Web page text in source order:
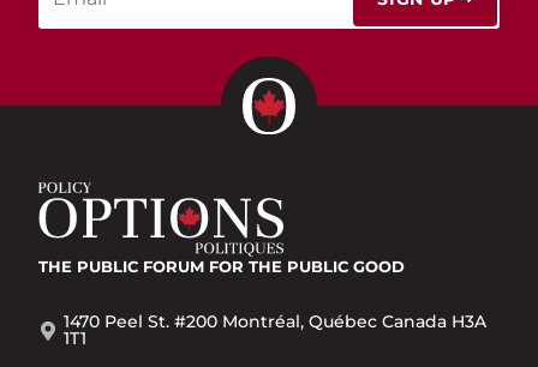
THE PUBLIC FORUM FOR THE PUBLIC GOOD
1470 Peel St. #200 Montréal, Québec Canada H3A
1T1